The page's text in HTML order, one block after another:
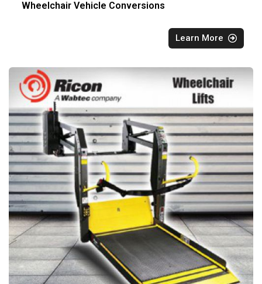
Wheelchair Vehicle Conversions
Learn More